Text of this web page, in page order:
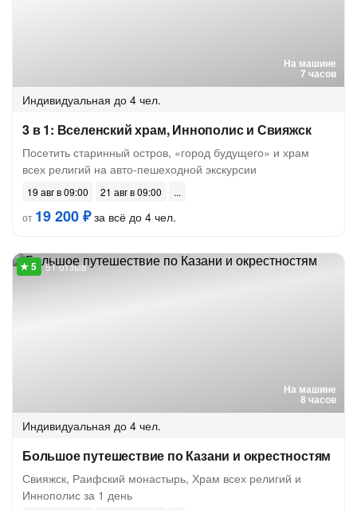
На машине
7 часов
Индивидуальная до 4 чел.
3 в 1: Вселенский храм, Иннополис и Свияжск
Посетить старинный остров, «город будущего» и храм
всех религий на авто-пешеходной экскурсии
19 авг в 09:00
21 авг в 09:00
от 19 200 ₽за всё до 4 чел.
На машине
8 часов
51 отзыв
Индивидуальная до 4 чел.
Большое путешествие по Казани и окрестностям
Свияжск, Раифский монастырь, Храм всех религий и
Иннополис за 1 день